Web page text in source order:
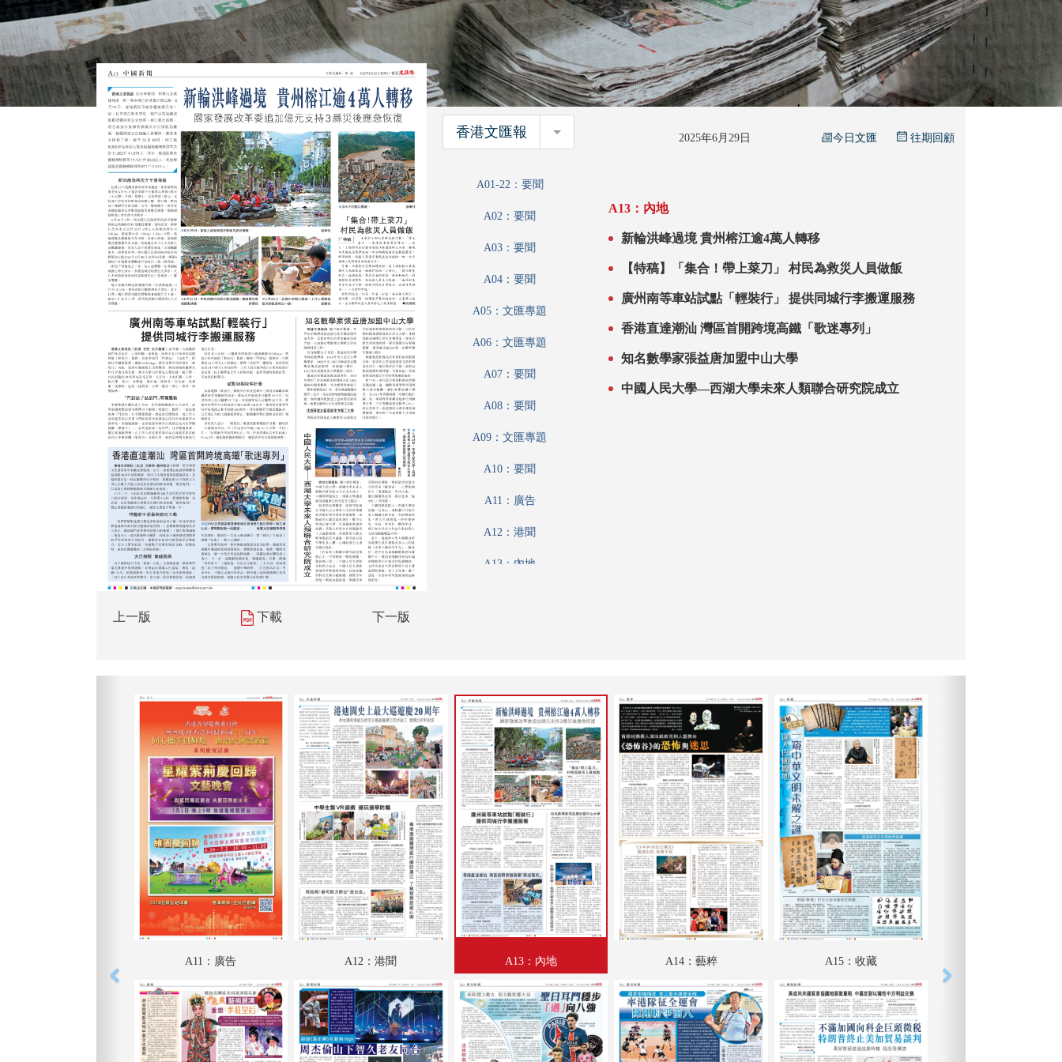
上一版 下載 下一版
香港文匯報 香港文匯報 2025年6月29日 今日文匯 往期回顧
A01-22：要聞
A02：要聞
A03：要聞
A04：要聞
A05：文匯專題
A06：文匯專題
A07：要聞
A08：要聞
A09：文匯專題
A10：要聞
A11：廣告
A12：港聞
A13：內地
A18：體育
A19：體育
A20：國際
A21：國際專題
A13：內地
新輪洪峰過境 貴州榕江逾4萬人轉移
【特稿】「集合！帶上菜刀」 村民為救災人員做飯
廣州南等車站試點「輕裝行」 提供同城行李搬運服務
香港直達潮汕 灣區首開跨境高鐵「歌迷專列」
知名數學家張益唐加盟中山大學
中國人民大學—西湖大學未來人類聯合研究院成立
A11：廣告 A12：港聞 A13：內地 A14：藝粹 A15：收藏